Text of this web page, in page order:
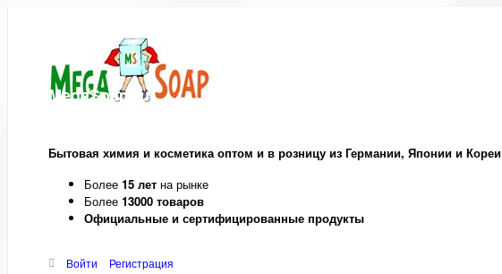
MegaSoap.ru
Бытовая химия и косметика оптом и в розницу из Германии, Японии и Кореи
Более 15 лет на рынке
Более 13000 товаров
Официальные и сертифицированные продукты
Войти
Регистрация